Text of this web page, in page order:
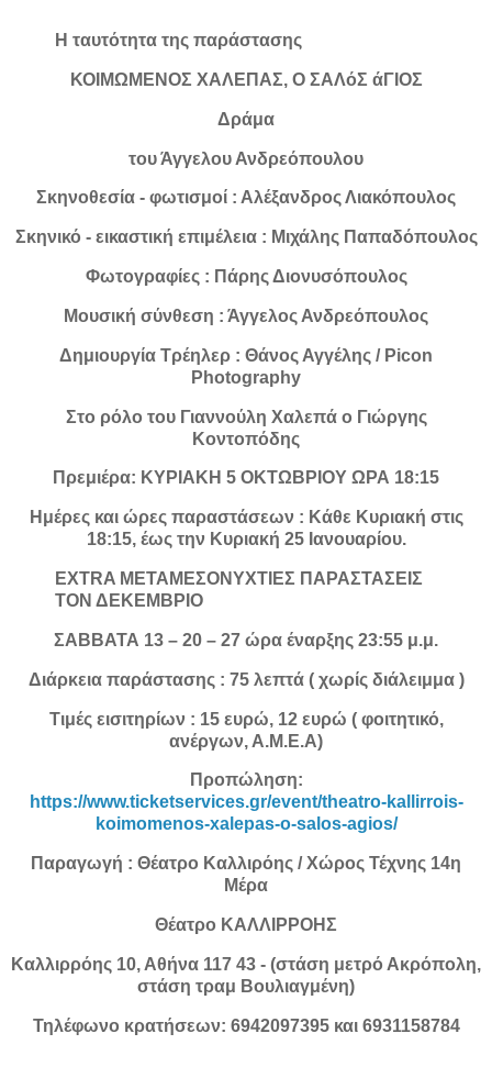
Η ταυτότητα της παράστασης
ΚΟΙΜΩΜΕΝΟΣ ΧΑΛΕΠΑΣ, Ο ΣΑΛόΣ άΓΙΟΣ
Δράμα
του Άγγελου Ανδρεόπουλου
Σκηνοθεσία - φωτισμοί : Αλέξανδρος Λιακόπουλος
Σκηνικό - εικαστική επιμέλεια : Μιχάλης Παπαδόπουλος
Φωτογραφίες : Πάρης Διονυσόπουλος
Μουσική σύνθεση : Άγγελος Ανδρεόπουλος
Δημιουργία Τρέηλερ : Θάνος Αγγέλης / Picon
Photography
Στο ρόλο του Γιαννούλη Χαλεπά ο Γιώργης
Κοντοπόδης
Πρεμιέρα: ΚΥΡΙΑΚΗ 5 ΟΚΤΩΒΡΙΟΥ ΩΡΑ 18:15
Ημέρες και ώρες παραστάσεων : Κάθε Κυριακή στις
18:15, έως την Κυριακή 25 Ιανουαρίου.
EXTRA ΜΕΤΑΜΕΣΟΝΥΧΤΙΕΣ ΠΑΡΑΣΤΑΣΕΙΣ
ΤΟΝ ΔΕΚΕΜΒΡΙΟ
ΣΑΒΒΑΤΑ 13 – 20 – 27 ώρα έναρξης 23:55 μ.μ.
Διάρκεια παράστασης : 75 λεπτά ( χωρίς διάλειμμα )
Τιμές εισιτηρίων : 15 ευρώ, 12 ευρώ ( φοιτητικό,
ανέργων, Α.Μ.Ε.Α)
Προπώληση:
https://www.ticketservices.gr/event/theatro-kallirrois-
koimomenos-xalepas-o-salos-agios/
Παραγωγή : Θέατρο Καλλιρόης / Χώρος Τέχνης 14η
Μέρα
Θέατρο ΚΑΛΛΙΡΡΟΗΣ
Καλλιρρόης 10, Αθήνα 117 43 - (στάση μετρό Ακρόπολη,
στάση τραμ Βουλιαγμένη)
Τηλέφωνο κρατήσεων: 6942097395 και 6931158784